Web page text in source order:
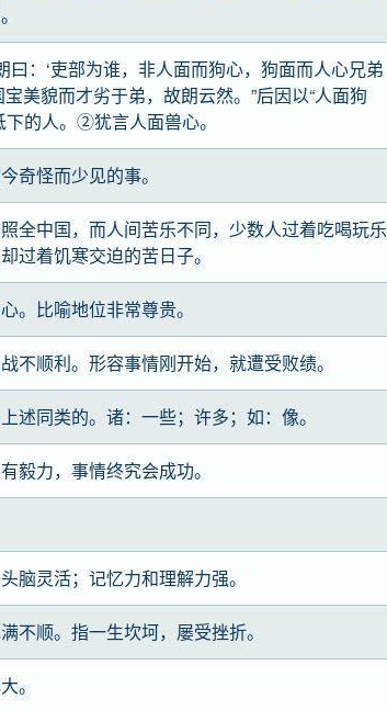
曰：‘吏部为谁，非人面而狗心，狗面而人心兄弟
美貌而才劣于弟，故朗云然。”后因以“人面狗
的人。②犹言人面兽心。
奇怪而少见的事。
全中国，而人间苦乐不同，少数人过着吃喝玩乐
过着饥寒交迫的苦日子。
。比喻地位非常尊贵。
不顺利。形容事情刚开始，就遭受败绩。
述同类的。诸：一些；许多；如：像。
毅力，事情终究会成功。
脑灵活；记忆力和理解力强。
不顺。指一生坎坷，屡受挫折。
。